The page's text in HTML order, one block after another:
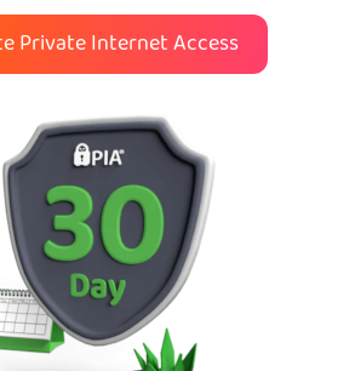
Private Internet Access